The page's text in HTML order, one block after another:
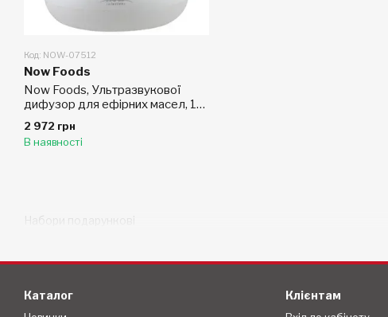
Набори подарункові
Код: NOW-07512
Now Foods
Now Foods, Ультразвукової
дифузор для ефірних масел, 1
дифузор
2 972 грн
В наявності
Каталог Клієнтам